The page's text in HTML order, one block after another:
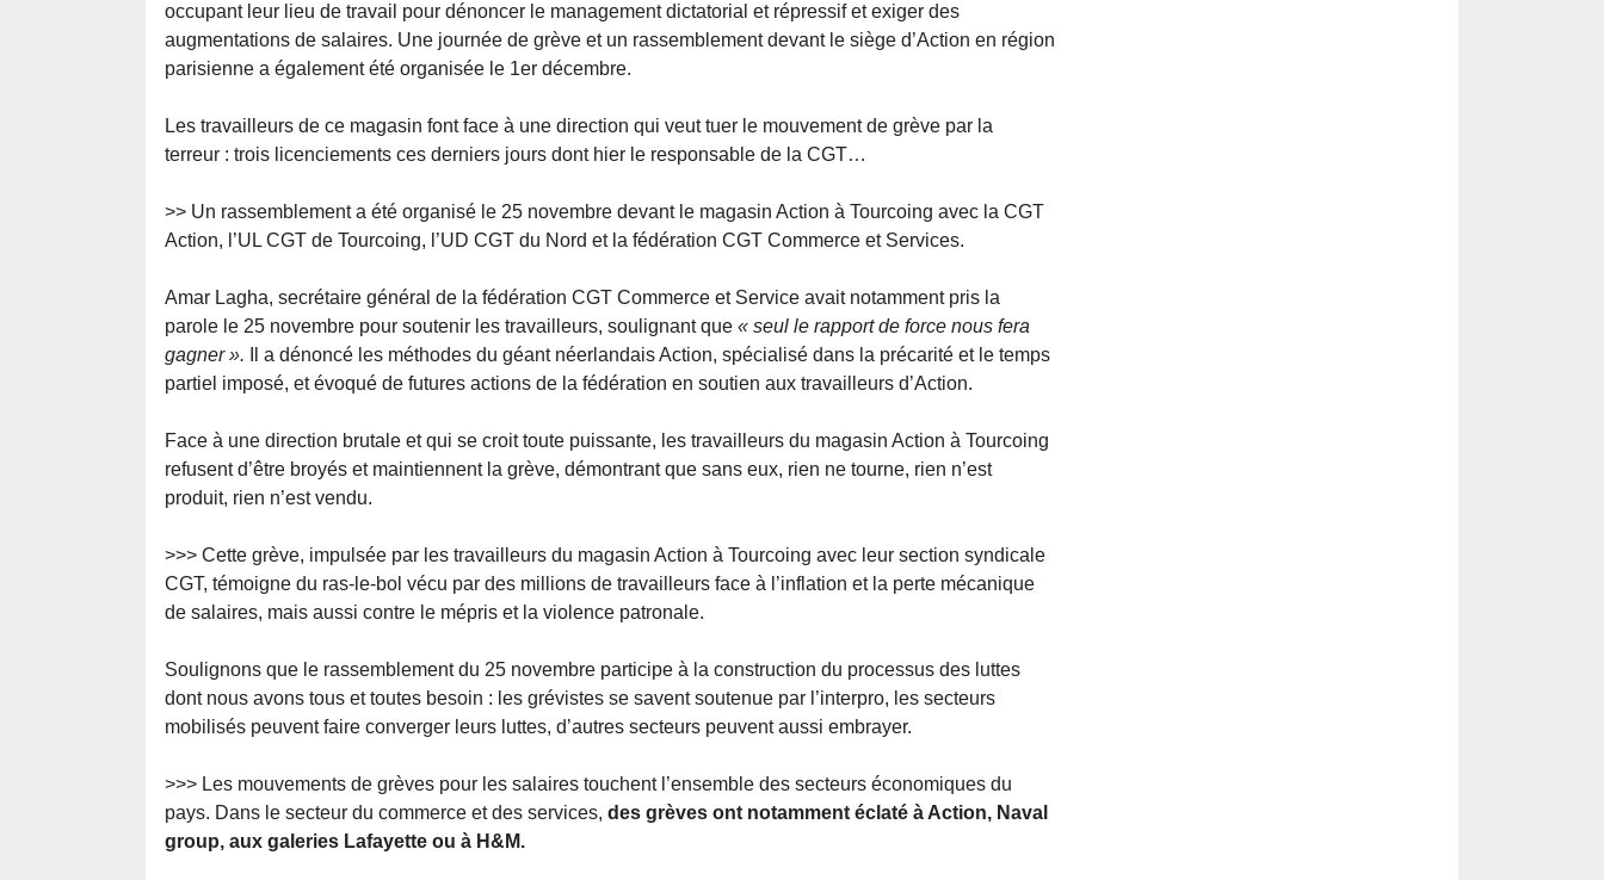
occupant leur lieu de travail pour dénoncer le management dictatorial et répressif et exiger des
augmentations de salaires. Une journée de grève et un rassemblement devant le siège d’Action en région
parisienne a également été organisée le 1er décembre.
Les travailleurs de ce magasin font face à une direction qui veut tuer le mouvement de grève par la
terreur : trois licenciements ces derniers jours dont hier le responsable de la CGT…
>> Un rassemblement a été organisé le 25 novembre devant le magasin Action à Tourcoing avec la CGT
Action, l’UL CGT de Tourcoing, l’UD CGT du Nord et la fédération CGT Commerce et Services.
Amar Lagha, secrétaire général de la fédération CGT Commerce et Service avait notamment pris la
parole le 25 novembre pour soutenir les travailleurs, soulignant que « seul le rapport de force nous fera
gagner ». Il a dénoncé les méthodes du géant néerlandais Action, spécialisé dans la précarité et le temps
partiel imposé, et évoqué de futures actions de la fédération en soutien aux travailleurs d’Action.
Face à une direction brutale et qui se croit toute puissante, les travailleurs du magasin Action à Tourcoing
refusent d’être broyés et maintiennent la grève, démontrant que sans eux, rien ne tourne, rien n’est
produit, rien n’est vendu.
>>> Cette grève, impulsée par les travailleurs du magasin Action à Tourcoing avec leur section syndicale
CGT, témoigne du ras-le-bol vécu par des millions de travailleurs face à l’inflation et la perte mécanique
de salaires, mais aussi contre le mépris et la violence patronale.
Soulignons que le rassemblement du 25 novembre participe à la construction du processus des luttes
dont nous avons tous et toutes besoin : les grévistes se savent soutenue par l’interpro, les secteurs
mobilisés peuvent faire converger leurs luttes, d’autres secteurs peuvent aussi embrayer.
>>> Les mouvements de grèves pour les salaires touchent l’ensemble des secteurs économiques du
pays. Dans le secteur du commerce et des services, des grèves ont notamment éclaté à Action, Naval
group, aux galeries Lafayette ou à H&M.